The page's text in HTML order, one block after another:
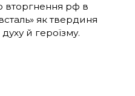
вторгнення рф в
як твердиня
й героїзму.